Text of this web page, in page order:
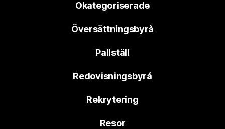
Okategoriserade
Översättningsbyrå
Pallställ
Redovisningsbyrå
Rekrytering
Resor